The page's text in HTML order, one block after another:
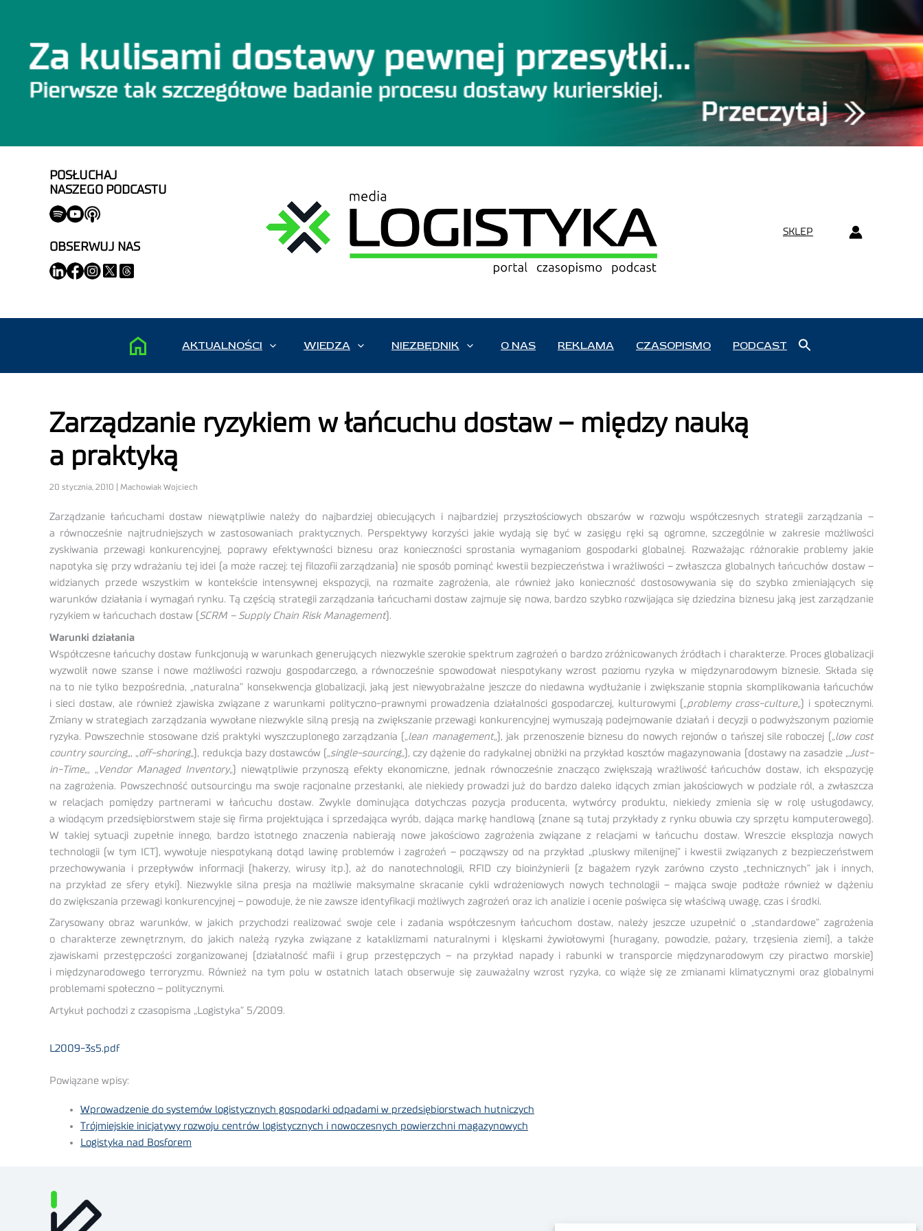
POSŁUCHAJ
NASZEGO PODCASTU
OBSERWUJ NAS
SKLEP
AKTUALNOŚCI WIEDZA NIEZBĘDNIK O NAS REKLAMA CZASOPISMO PODCAST
Zarządzanie ryzykiem w łańcuchu dostaw – między nauką
a praktyką
20 stycznia, 2010 | Machowiak Wojciech
Zarządzanie łańcuchami dostaw niewątpliwie należy do najbardziej obiecujących i najbardziej przyszłościowych obszarów w rozwoju współczesnych strategii zarządzania –
a równocześnie najtrudniejszych w zastosowaniach praktycznych. Perspektywy korzyści jakie wydają się być w zasięgu ręki są ogromne, szczególnie w zakresie możliwości
zyskiwania przewagi konkurencyjnej, poprawy efektywności biznesu oraz konieczności sprostania wymaganiom gospodarki globalnej. Rozważając różnorakie problemy jakie
napotyka się przy wdrażaniu tej idei (a może raczej: tej filozofii zarządzania) nie sposób pominąć kwestii bezpieczeństwa i wrażliwości – zwłaszcza globalnych łańcuchów dostaw –
widzianych przede wszystkim w kontekście intensywnej ekspozycji, na rozmaite zagrożenia, ale również jako konieczność dostosowywania się do szybko zmieniających się
warunków działania i wymagań rynku. Tą częścią strategii zarządzania łańcuchami dostaw zajmuje się nowa, bardzo szybko rozwijająca się dziedzina biznesu jaką jest zarządzanie
ryzykiem w łańcuchach dostaw ( SCRM – Supply Chain Risk Management).
Warunki działania
Współczesne łańcuchy dostaw funkcjonują w warunkach generujących niezwykle szerokie spektrum zagrożeń o bardzo zróżnicowanych źródłach i charakterze. Proces globalizacji
wyzwolił nowe szanse i nowe możliwości rozwoju gospodarczego, a równocześnie spowodował niespotykany wzrost poziomu ryzyka w międzynarodowym biznesie. Składa się
na to nie tylko bezpośrednia, „naturalna” konsekwencja globalizacji, jaką jest niewyobrażalne jeszcze do niedawna wydłużanie i zwiększanie stopnia skomplikowania łańcuchów
i sieci dostaw, ale również zjawiska związane z warunkami polityczno-prawnymi prowadzenia działalności gospodarczej, kulturowymi („problemy cross-culture„) i społecznymi.
Zmiany w strategiach zarządzania wywołane niezwykle silną presją na zwiększanie przewagi konkurencyjnej wymuszają podejmowanie działań i decyzji o podwyższonym poziomie
ryzyka. Powszechnie stosowane dziś praktyki wyszczuplonego zarządzania („lean management„), jak przenoszenie biznesu do nowych rejonów o tańszej sile roboczej („low cost
country sourcing„, „off-shoring„), redukcja bazy dostawców („ single-sourcing„), czy dążenie do radykalnej obniżki na przykład kosztów magazynowania (dostawy na zasadzie „ Just-
in-Time„, „ Vendor Managed Inventory„) niewątpliwie przynoszą efekty ekonomiczne, jednak równocześnie znacząco zwiększają wrażliwość łańcuchów dostaw, ich ekspozycję
na zagrożenia. Powszechność outsourcingu ma swoje racjonalne przesłanki, ale niekiedy prowadzi już do bardzo daleko idących zmian jakościowych w podziale ról, a zwłaszcza
w relacjach pomiędzy partnerami w łańcuchu dostaw. Zwykle dominująca dotychczas pozycja producenta, wytwórcy produktu, niekiedy zmienia się w rolę usługodawcy,
a wiodącym przedsiębiorstwem staje się firma projektująca i sprzedająca wyrób, dająca markę handlową (znane są tutaj przykłady z rynku obuwia czy sprzętu komputerowego).
W takiej sytuacji zupełnie innego, bardzo istotnego znaczenia nabierają nowe jakościowo zagrożenia związane z relacjami w łańcuchu dostaw. Wreszcie eksplozja nowych
technologii (w tym ICT), wywołuje niespotykaną dotąd lawinę problemów i zagrożeń – począwszy od na przykład „pluskwy milenijnej” i kwestii związanych z bezpieczeństwem
przechowywania i przepływów informacji (hakerzy, wirusy itp.), aż do nanotechnologii, RFID czy bioinżynierii (z bagażem ryzyk zarówno czysto „technicznych” jak i innych,
na przykład ze sfery etyki). Niezwykle silna presja na możliwie maksymalne skracanie cykli wdrożeniowych nowych technologii – mająca swoje podłoże również w dążeniu
do zwiększania przewagi konkurencyjnej – powoduje, że nie zawsze identyfikacji możliwych zagrożeń oraz ich analizie i ocenie poświęca się właściwą uwagę, czas i środki.
Zarysowany obraz warunków, w jakich przychodzi realizować swoje cele i zadania współczesnym łańcuchom dostaw, należy jeszcze uzupełnić o „standardowe” zagrożenia
o charakterze zewnętrznym, do jakich należą ryzyka związane z kataklizmami naturalnymi i klęskami żywiołowymi (huragany, powodzie, pożary, trzęsienia ziemi), a także
zjawiskami przestępczości zorganizowanej (działalność mafii i grup przestępczych – na przykład napady i rabunki w transporcie międzynarodowym czy piractwo morskie)
i międzynarodowego terroryzmu. Również na tym polu w ostatnich latach obserwuje się zauważalny wzrost ryzyka, co wiąże się ze zmianami klimatycznymi oraz globalnymi
problemami społeczno – politycznymi.
Artykuł pochodzi z czasopisma „Logistyka” 5/2009.
L2009-3s5.pdf
Powiązane wpisy:
Wprowadzenie do systemów logistycznych gospodarki odpadami w przedsiębiorstwach hutniczych
Trójmiejskie inicjatywy rozwoju centrów logistycznych i nowoczesnych powierzchni magazynowych
Logistyka nad Bosforem